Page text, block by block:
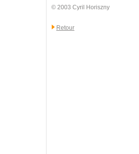
© 2003 Cyril Horiszny
Retour